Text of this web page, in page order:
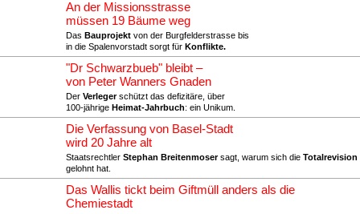
An der Missionsstrasse
müssen 19 Bäume weg
Das Bauprojekt von der Burgfelderstrasse bis
in die Spalenvorstadt sorgt für Konflikte.
"Dr Schwarzbueb" bleibt –
von Peter Wanners Gnaden
Der Verlegerschützt das defizitäre, über
100-jährige Heimat-Jahrbuch: ein Unikum.
Die Verfassung von Basel-Stadt
wird 20 Jahre alt
Staatsrechtler Stephan Breitenmosersagt, warum sich die Totalrevision
gelohnt hat.
Das Wallis tickt beim Giftmüll anders als die
Chemiestadt